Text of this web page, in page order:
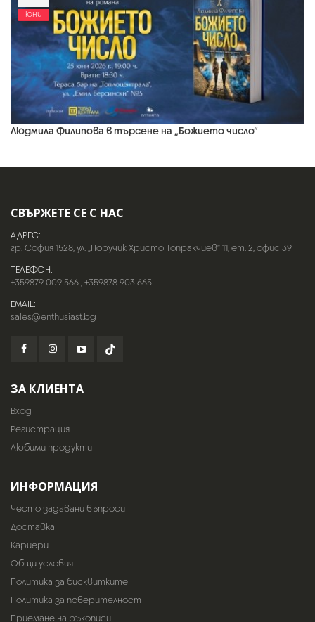
юни
Людмила Филипова в търсене на „Божието число“
СВЪРЖЕТЕ СЕ С НАС
АДРЕС:
гр. София 1528, ул. „Поручик Христо Топракчиев“ 11, ет. 2, офис 39
ТЕЛЕФОН:
+359879 009 566,+359878 903 665
EMAIL:
sales@enthusiast.bg
ЗА КЛИЕНТА
Вход
Регистрация
Любими продукти
ИНФОРМАЦИЯ
Често задавани въпроси
Доставка
Кариери
Общи условия
Политика за бисквитките
Политика за поверителност
Приемане на ръкописи